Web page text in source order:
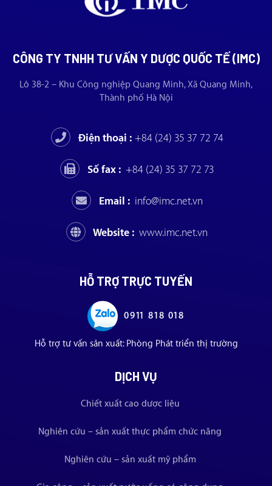
CÔNG TY TNHH TƯ VẤN Y DƯỢC QUỐC TẾ (IMC)
Lô 38-2 – Khu Công nghiệp Quang Minh, Xã Quang Minh,
Thành phố Hà Nội
Điện thoại : +84 (24) 35 37 72 74
Số fax : +84 (24) 35 37 72 73
Email : info@imc.net.vn
Website : www.imc.net.vn
HỖ TRỢ TRỰC TUYẾN
0911 818 018
Hỗ trợ tư vấn sản xuất: Phòng Phát triển thị trường
DỊCH VỤ
Chiết xuất cao dược liệu
Nghiên cứu – sản xuất thực phẩm chức năng
Nghiên cứu – sản xuất mỹ phẩm